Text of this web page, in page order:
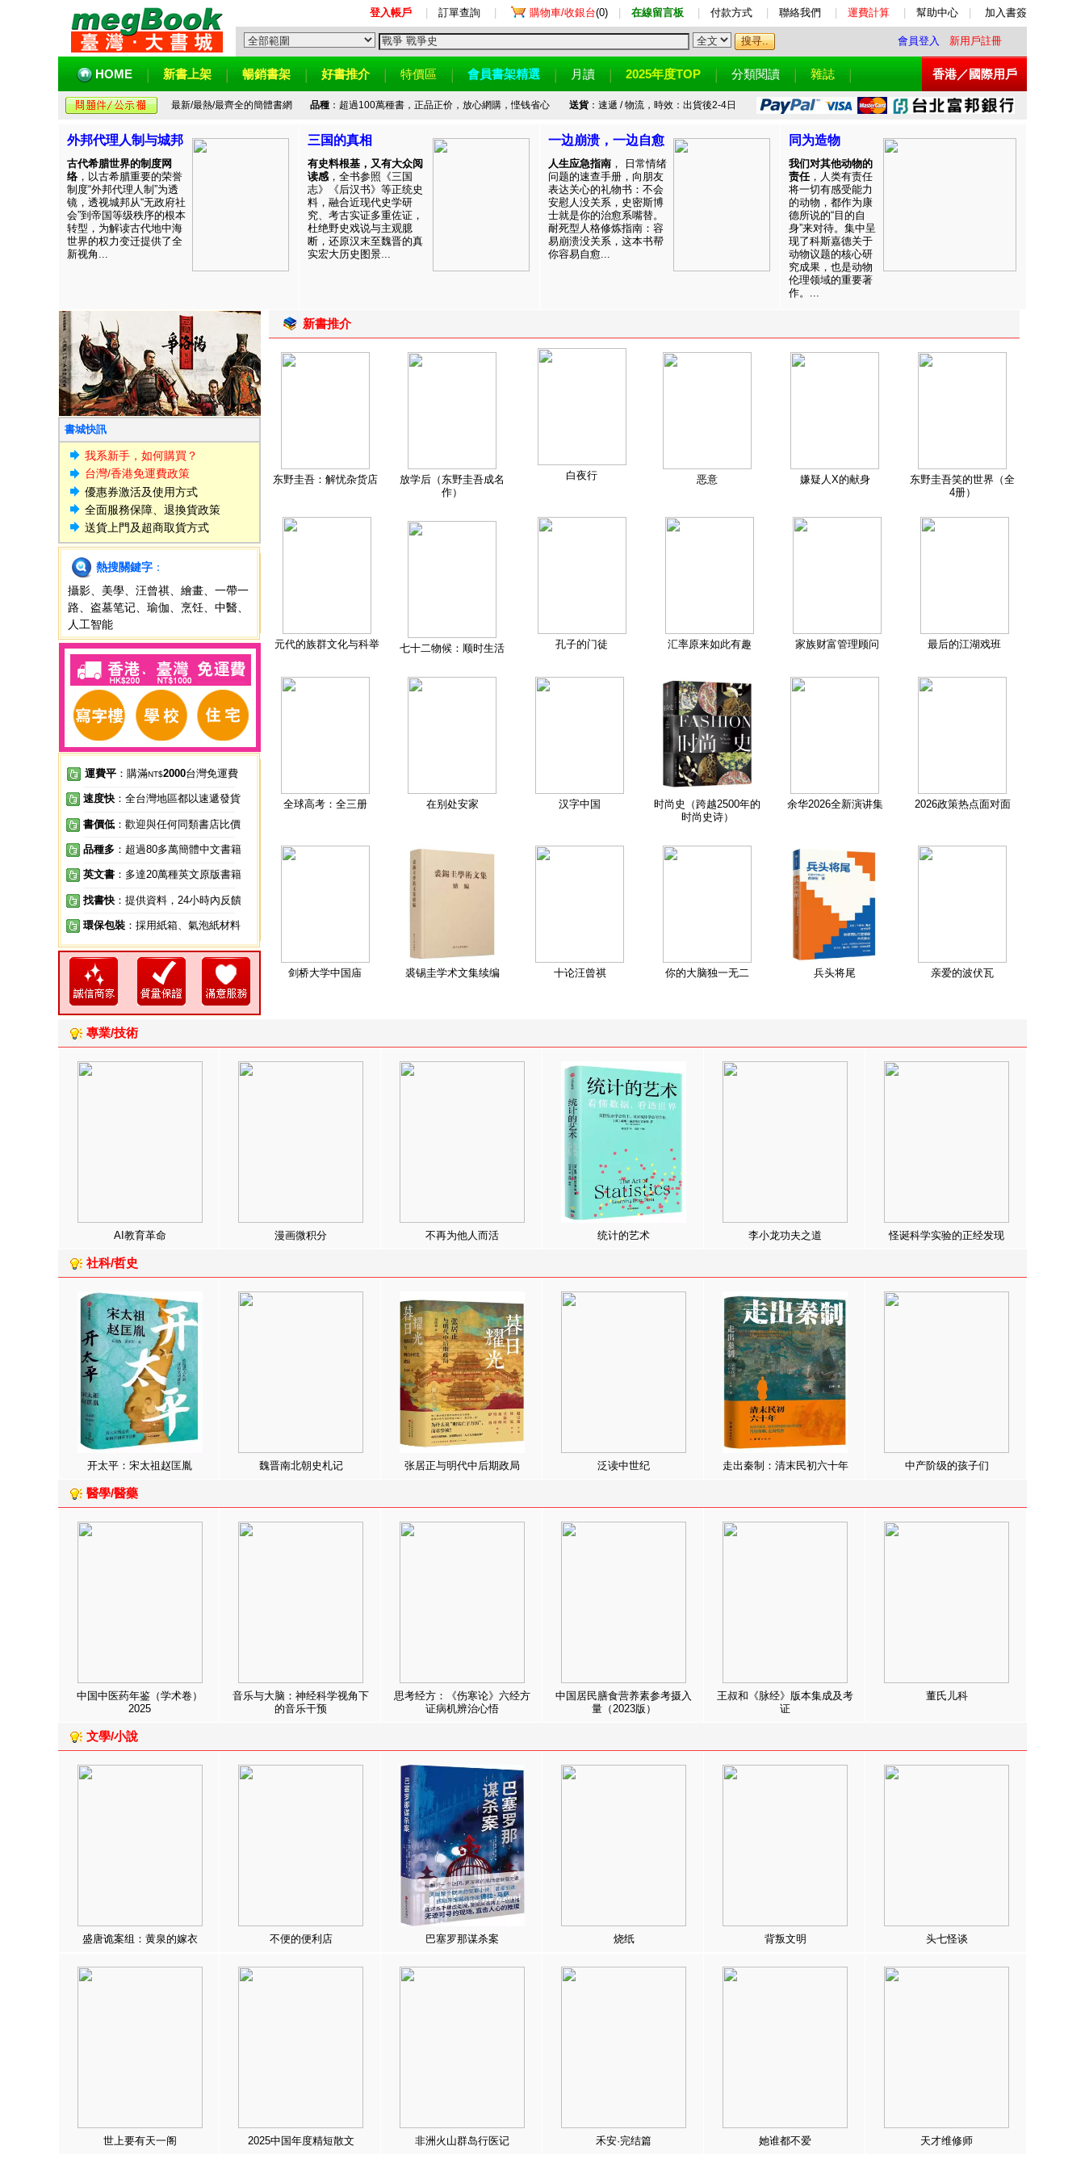
登入帳戶 訂單查詢 購物車/收銀台(0) 在線留言板 付款方式 聯絡我們 運費計算 幫助中心 加入書簽
會員登入 新用戶註冊
HOME 新書上架 暢銷書架 好書推介 特價區 會員書架精選 月讀 2025年度TOP 分類閱讀 雜誌 香港／國際用戶
最新/最熱/最齊全的簡體書網 品種：超過100萬種書，正品正价，放心網購，悭钱省心 送貨：速遞 / 物流，時效：出貨後2-4日
外邦代理人制与城邦
古代希腊世界的制度网
络 ，以古希腊重要的荣誉
制度“外邦代理人制”为透
镜，透视城邦从“无政府社
会”到帝国等级秩序的根本
转型，为解读古代地中海
世界的权力变迁提供了全
新视角...
三国的真相
有史料根基，又有大众阅
读感 ，全书参照《三国
志》《后汉书》等正统史
料，融合近现代史学研
究、考古实证多重佐证，
杜绝野史戏说与主观臆
断，还原汉末至魏晋的真
实宏大历史图景...
一边崩溃，一边自愈
人生应急指南 ， 日常情绪
问题的速查手册，向朋友
表达关心的礼物书：不会
安慰人没关系，史密斯博
士就是你的治愈系嘴替。
耐死型人格修炼指南：容
易崩溃没关系，这本书帮
你容易自愈...
同为造物
我们对其他动物的
责任，人类有责任
将一切有感受能力
的动物，都作为康
德所说的“目的自
身”来对待。集中呈
现了科斯嘉德关于
动物议题的核心研
究成果，也是动物
伦理领域的重要著
作。...
書城快訊
我系新手，如何購買？
台灣/香港免運費政策
優惠券激活及使用方式
全面服務保障、退換貨政策
送貨上門及超商取貨方式
熱搜關鍵字 ：
攝影
美學 汪曾祺 繪畫
一帶一
路
盗墓笔记 瑜伽 烹饪 中醫
人工智能
運費平 ：購滿NT$2000台灣免運費
速度快 ：全台灣地區都以速遞發貨
書價低 ：歡迎與任何同類書店比價
品種多 ：超過80多萬簡體中文書籍
英文書 ：多達20萬種英文原版書籍
找書快 ：提供資料，24小時內反饋
環保包裝 ：採用紙箱、氣泡紙材料
新書推介
东野圭吾：解忧杂货店
放学后（东野圭吾成名
作）
白夜行 恶意 嫌疑人X的献身
东野圭吾笑的世界（全
4册）
元代的族群文化与科举 七十二物候：顺时生活 孔子的门徒 汇率原来如此有趣 家族财富管理顾问 最后的江湖戏班
全球高考：全三册 在别处安家 汉字中国
时尚史（跨越2500年的
时尚史诗）
余华2026全新演讲集 2026政策热点面对面
剑桥大学中国庙 裘锡圭学术文集续编 十论汪曾祺 你的大脑独一无二 兵头将尾 亲爱的波伏瓦
專業/技術
AI教育革命 漫画微积分 不再为他人而活 统计的艺术 李小龙功夫之道 怪诞科学实验的正经发现
社科/哲史
开太平：宋太祖赵匡胤 魏晋南北朝史札记 张居正与明代中后期政局 泛读中世纪 走出秦制：清末民初六十年 中产阶级的孩子们
醫學/醫藥
中国中医药年鉴（学术卷）
2025
音乐与大脑：神经科学视角下
的音乐干预
思考经方：《伤寒论》六经方
证病机辨治心悟
中国居民膳食营养素参考摄入
量（2023版）
王叔和《脉经》版本集成及考
证
董氏儿科
文學/小說
盛唐诡案组：黄泉的嫁衣 不便的便利店 巴塞罗那谋杀案 烧纸 背叛文明 头七怪谈
世上要有天一阁 2025中国年度精短散文 非洲火山群岛行医记 禾安·完结篇 她谁都不爱 天才维修师